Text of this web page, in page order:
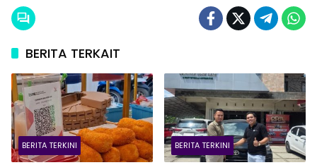
BERITA TERKAIT
BERITA TERKINI BERITA TERKINI